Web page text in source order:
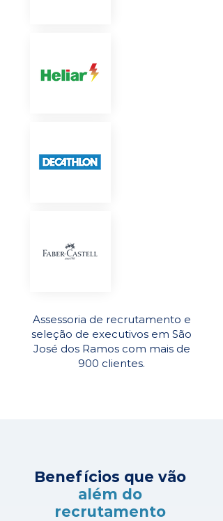
Assessoria de recrutamento e
seleção de executivos em São
José dos Ramos com mais de
900 clientes.
Benefícios que vão
além do
recrutamento